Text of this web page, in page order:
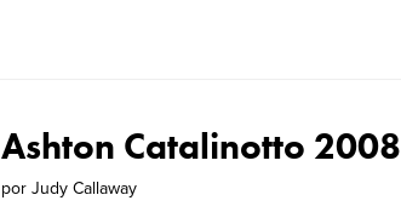
Ashton Catalinotto 2008
por Judy Callaway